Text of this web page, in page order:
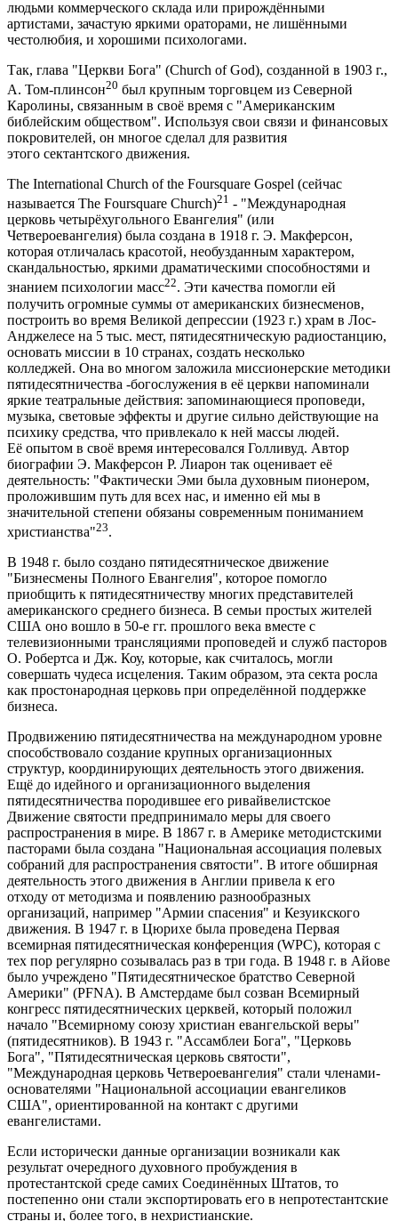
людьми коммерческого склада или прирождёнными
артистами, зачастую яркими ораторами, не лишёнными
честолюбия, и хорошими психологами.
Так, глава "Церкви Бога" (Church of God), созданной в 1903 г.,
А. Том-плинсон20 был крупным торговцем из Северной
Каролины, связанным в своё время с "Американским
библейским обществом". Используя свои связи и финансовых
покровителей, он многое сделал для развития
этого сектантского движения.
The International Church of the Foursquare Gospel (сейчас
называется The Foursquare Church)21 - "Международная
церковь четырёхугольного Евангелия" (или
Четвероевангелия) была создана в 1918 г. Э. Макферсон,
которая отличалась красотой, необузданным характером,
скандальностью, яркими драматическими способностями и
знанием психологии масс22. Эти качества помогли ей
получить огромные суммы от американских бизнесменов,
построить во время Великой депрессии (1923 г.) храм в Лос-
Анджелесе на 5 тыс. мест, пятидесятническую радиостанцию,
основать миссии в 10 странах, создать несколько
колледжей. Она во многом заложила миссионерские методики
пятидесятничества -богослужения в её церкви напоминали
яркие театральные действия: запоминающиеся проповеди,
музыка, световые эффекты и другие сильно действующие на
психику средства, что привлекало к ней массы людей.
Её опытом в своё время интересовался Голливуд. Автор
биографии Э. Макферсон Р. Лиарон так оценивает её
деятельность: "Фактически Эми была духовным пионером,
проложившим путь для всех нас, и именно ей мы в
значительной степени обязаны современным пониманием
христианства"23.
В 1948 г. было создано пятидесятническое движение
"Бизнесмены Полного Евангелия", которое помогло
приобщить к пятидесятничеству многих представителей
американского среднего бизнеса. В семьи простых жителей
США оно вошло в 50-е гг. прошлого века вместе с
телевизионными трансляциями проповедей и служб пасторов
О. Робертса и Дж. Коу, которые, как считалось, могли
совершать чудеса исцеления. Таким образом, эта секта росла
как простонародная церковь при определённой поддержке
бизнеса.
Продвижению пятидесятничества на международном уровне
способствовало создание крупных организационных
структур, координирующих деятельность этого движения.
Ещё до идейного и организационного выделения
пятидесятничества породившее его ривайвелистское
Движение святости предпринимало меры для своего
распространения в мире. В 1867 г. в Америке методистскими
пасторами была создана "Национальная ассоциация полевых
собраний для распространения святости". В итоге обширная
деятельность этого движения в Англии привела к его
отходу от методизма и появлению разнообразных
организаций, например "Армии спасения" и Кезуикского
движения. В 1947 г. в Цюрихе была проведена Первая
всемирная пятидесятническая конференция (WPC), которая с
тех пор регулярно созывалась раз в три года. В 1948 г. в Айове
было учреждено "Пятидесятническое братство Северной
Америки" (PFNA). В Амстердаме был созван Всемирный
конгресс пятидесятнических церквей, который положил
начало "Всемирному союзу христиан евангельской веры"
(пятидесятников). В 1943 г. "Ассамблеи Бога", "Церковь
Бога", "Пятидесятническая церковь святости",
"Международная церковь Четвероевангелия" стали членами-
основателями "Национальной ассоциации евангеликов
США", ориентированной на контакт с другими
евангелистами.
Если исторически данные организации возникали как
результат очередного духовного пробуждения в
протестантской среде самих Соединённых Штатов, то
постепенно они стали экспортировать его в непротестантские
страны и, более того, в нехристианские.